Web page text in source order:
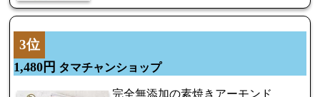
3位
1,480円 タマチャンショップ
完全無添加の素焼きアーモンド